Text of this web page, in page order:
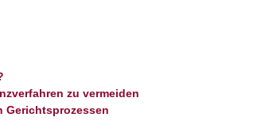
zu vermeiden
Gerichtsprozessen